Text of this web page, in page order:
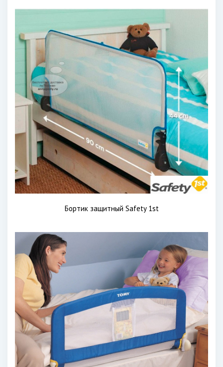
Бортик защитный Safety 1st